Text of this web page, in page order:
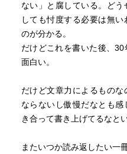
ない」と腐している。ど
しても忖度する必要は無
のが分かる。
だけどこれを書いた後、
面白い。
だけど文章力によるもの
ならないし傲慢だなとも
き合って書き上げてるなと
またいつか読み返したい一冊